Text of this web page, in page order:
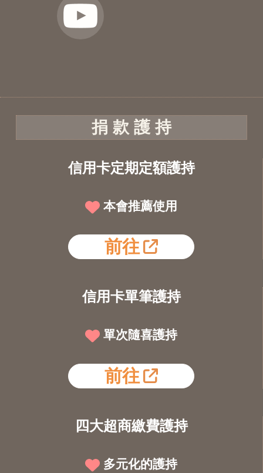
捐 款 護 持
信用卡定期定額護持
本會推薦使用
前往
信用卡單筆護持
單次隨喜護持
前往
四大超商繳費護持
多元化的護持